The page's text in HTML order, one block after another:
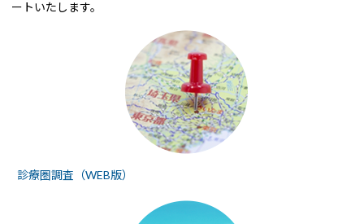
ートいたします。
診療圏調査（WEB版）